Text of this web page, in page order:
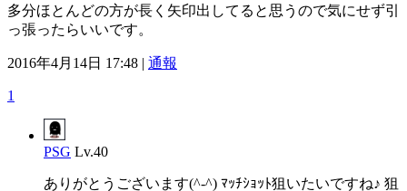
多分ほとんどの方が長く矢印出してると思うので気にせず引
っ張ったらいいです。
2016年4月14日 17:48 | 通報
1
PSG Lv.40
ありがとうございます(^-^) ﾏｯﾁｼｮｯﾄ狙いたいですね♪ 狙